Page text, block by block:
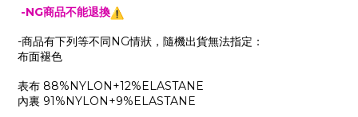
-NG商品不能退換
-商品有下列等不同NG情狀，隨機出貨無法指定：
布面褪色
表布 88%NYLON+12%ELASTANE
內裏 91%NYLON+9%ELASTANE